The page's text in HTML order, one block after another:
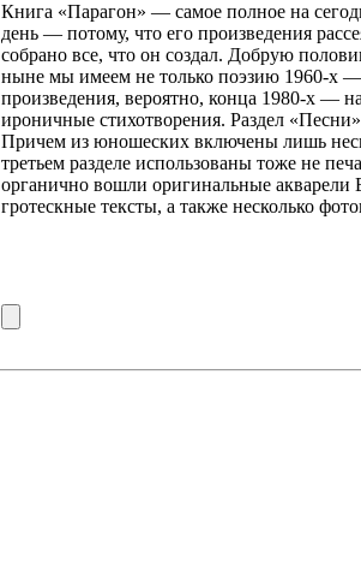
Книга «Парагон» — самое полное на
день — потому, что его произведения
собрано все, что он создал. Добрую
ныне мы имеем не только поэзию 1960-х
произведения, вероятно, конца 1980-х —
ироничные стихотворения. Раздел
Причем из юношеских включены лишь
третьем разделе использованы тоже не
органично вошли оригинальные
гротескные тексты, а также несколько